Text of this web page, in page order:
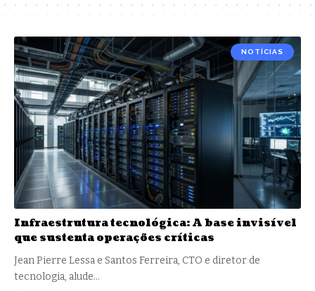
NOTÍCIAS
Infraestrutura tecnológica: A base invisível
que sustenta operações críticas
Jean Pierre Lessa e Santos Ferreira, CTO e diretor de
tecnologia, alude…